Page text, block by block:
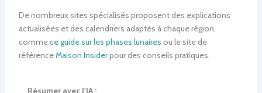
De nombreux sites spécialisés proposent des explications
actualisées et des calendriers adaptés à chaque région,
commece guide sur les phases lunaires ou le site de
référenceMaison Insiderpour des conseils pratiques.
Résumer avec l'IA :